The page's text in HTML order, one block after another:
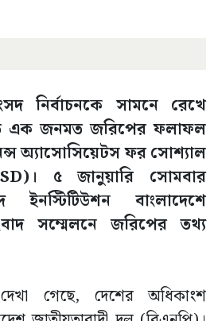
নির্বাচনকে সামনে রেখে
এক জনমত জরিপের ফলাফল
অ্যাসোসিয়েটস ফর সোশ্যাল
৫ জানুয়ারি সোমবার
ইনস্টিটিউশন বাংলাদেশে
সম্মেলনে জরিপের তথ্য
গেছে, দেশের অধিকাংশ